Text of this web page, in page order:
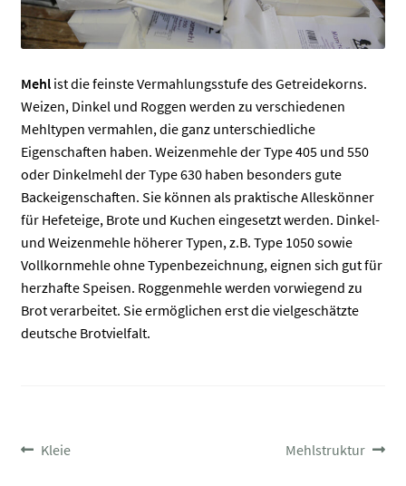
Mehlist die feinste Vermahlungsstufe des Getreidekorns.
Weizen, Dinkel und Roggen werden zu verschiedenen
Mehltypen vermahlen, die ganz unterschiedliche
Eigenschaften haben. Weizenmehle der Type 405 und 550
oder Dinkelmehl der Type 630 haben besonders gute
Backeigenschaften. Sie können als praktische Alleskönner
für Hefeteige, Brote und Kuchen eingesetzt werden. Dinkel-
und Weizenmehle höherer Typen, z.B. Type 1050 sowie
Vollkornmehle ohne Typenbezeichnung, eignen sich gut für
herzhafte Speisen. Roggenmehle werden vorwiegend zu
Brot verarbeitet. Sie ermöglichen erst die vielgeschätzte
deutsche Brotvielfalt.
BEITRAGSNAVIGATION
Vorheriger
Kleie
Nächster
Mehlstruktur